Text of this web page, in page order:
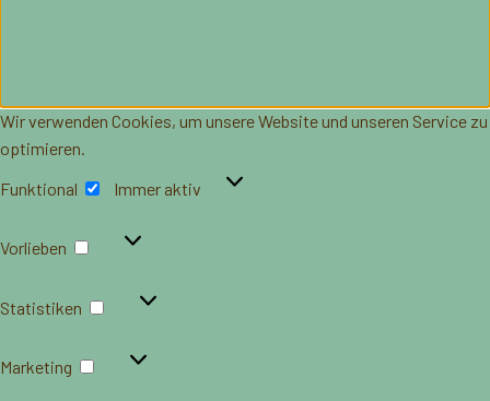
Wir verwenden Cookies, um unsere Website und unseren Service zu
optimieren.
Funktional
Immer aktiv
Vorlieben
Vorlieben
Statistiken
Statistiken
Marketing
Marketing